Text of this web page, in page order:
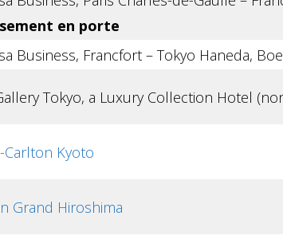
en porte
Business, Francfort – Tokyo Haneda,
Tokyo, a Luxury Collection Hotel
Carlton Kyoto
Grand Hiroshima